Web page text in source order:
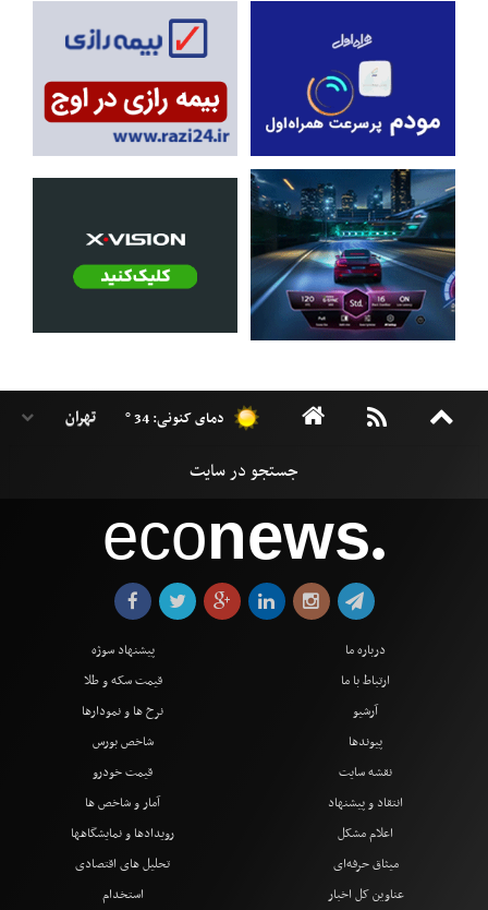
دمای کنونی: 34 °
econews●
درباره ما
ارتباط با ما
آرشیو
پیوندها
نقشه سایت
انتقاد و پیشنهاد
اعلام مشکل
میثاق حرفه‌ای
پیشنهاد سوژه
قیمت سکه و طلا
نرخ ها و نمودارها
شاخص بورس
قیمت خودرو
آمار و شاخص ها
رویدادها و نمایشگاهها
تحلیل های اقتصادی
عناوین کل اخبار
استخدام